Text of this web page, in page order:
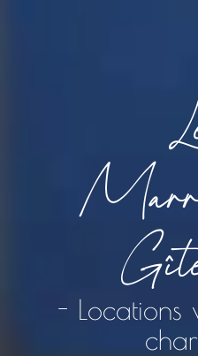
- Locations